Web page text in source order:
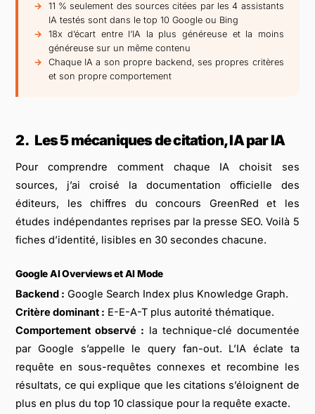
11 % seulement des sources citées par les 4 assistants
IA testés sont dans le top 10 Google ou Bing
18x d’écart entre l’IA la plus généreuse et la moins
généreuse sur un même contenu
Chaque IA a son propre backend, ses propres critères
et son propre comportement
2. Les 5 mécaniques de citation, IA par IA
Pour comprendre comment chaque IA choisit ses
sources, j’ai croisé la documentation officielle des
éditeurs, les chiffres du concours GreenRed et les
études indépendantes reprises par la presse SEO. Voilà 5
fiches d’identité, lisibles en 30 secondes chacune.
Google AI Overviews et AI Mode
Backend : Google Search Index plus Knowledge Graph.
Critère dominant : E-E-A-T plus autorité thématique.
Comportement observé : la technique-clé documentée
par Google s’appelle le query fan-out. L’IA éclate ta
requête en sous-requêtes connexes et recombine les
résultats, ce qui explique que les citations s’éloignent de
plus en plus du top 10 classique pour la requête exacte.